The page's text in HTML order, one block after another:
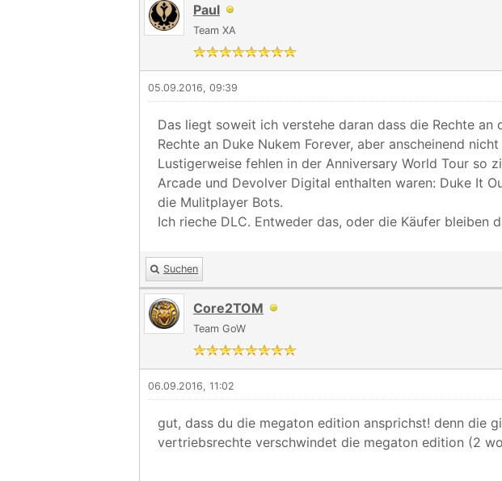
Paul
Team XA
05.09.2016, 09:39
Das liegt soweit ich verstehe daran dass die Rechte
Rechte an Duke Nukem Forever, aber anscheinend
Lustigerweise fehlen in der Anniversary World Tour so
Arcade und Devolver Digital enthalten waren: Duke It
die Mulitplayer Bots.
Ich rieche DLC. Entweder das, oder die Käufer bleiben
Suchen
Core2TOM
Team GoW
06.09.2016, 11:02
gut, dass du die megaton edition ansprichst! denn die
vertriebsrechte verschwindet die megaton edition (2